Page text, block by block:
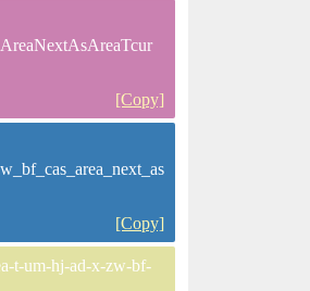
[Copy]
[Copy]
t-um-hj-ad-x-zw-bf-